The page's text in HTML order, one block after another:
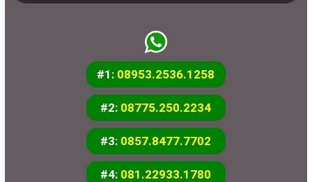
#1: 08953.2536.1258
#2: 08775.250.2234
#3: 0857.8477.7702
#4: 081.22933.1780